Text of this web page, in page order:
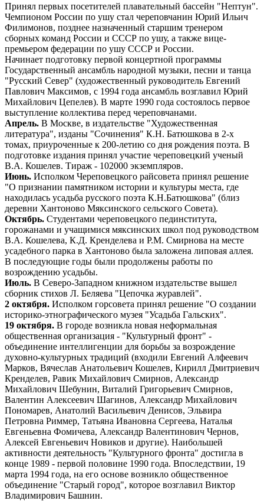
Принял первых посетителей плавательный бассейн "Нептун".
Чемпионом России по ушу стал череповчанин Юрий Ильич
Филимонов, позднее назначенный старшим тренером
сборных команд России и СССР по ушу, а также вице-
премьером федерации по ушу СССР и России.
Начинает подготовку первой концертной программы
Государственный ансамбль народной музыки, песни и танца
"Русский Север" (художественный руководитель Евгений
Павлович Максимов, с 1994 года ансамбль возглавил Юрий
Михайлович Цепелев). В марте 1990 года состоялось первое
выступление коллектива перед череповчанами.
Апрель. В Москве, в издательстве "Художественная
литература", изданы "Сочинения" К.Н. Батюшкова в 2-х
томах, приуроченные к 200-летию со дня рождения поэта. В
подготовке издания принял участие череповецкий ученый
В.А. Кошелев. Тираж - 102000 экземпляров.
Июнь. Исполком Череповецкого райсовета принял решение
"О признании памятником истории и культуры места, где
находилась усадьба русского поэта К.Н.Батюшкова" (близ
деревни Хантоново Мяксинского сельского Совета).
Октябрь. Студентами череповецкого пединститута,
горожанами и учащимися мяксинских школ под руководством
В.А. Кошелева, К.Д. Кренделева и Р.М. Смирнова на месте
усадебного парка в Хантоново была заложена липовая аллея.
В последующие годы были продолжены работы по
возрождению усадьбы.
Июль. В Северо-Западном книжном издательстве вышел
сборник стихов Л. Беляева "Цепочка журавлей".
2 октября. Исполком горсовета принял решение "О создании
историко-этнографического музея "Усадьба Гальских".
19 октября. В городе возникла новая неформальная
общественная организация - "Культурный фронт" -
объединение интеллигенции для борьбы за возрождение
духовно-культурных традиций (входили Евгений Алфеевич
Марков, Вячеслав Анатольевич Кошелев, Кирилл Дмитриевич
Кренделев, Равик Михайлович Смирнов, Александр
Михайлович Шебунин, Виталий Григорьевич Смирнов,
Валентин Алексеевич Шагинов, Александр Михайлович
Пономарев, Анатолий Васильевич Денисов, Эльвира
Петровна Риммер, Татьяна Ивановна Сергеева, Наталья
Евгеньевна Фомичева, Александр Валентинович Чернов,
Алексей Евгеньевич Новиков и другие). Наибольшей
активности деятельность "Культурного фронта" достигла в
конце 1989 - первой половине 1990 года. Впоследствии, 19
марта 1994 года, на его основе возникло общественное
объединение "Старый город", которое возглавил Виктор
Владимирович Башнин.